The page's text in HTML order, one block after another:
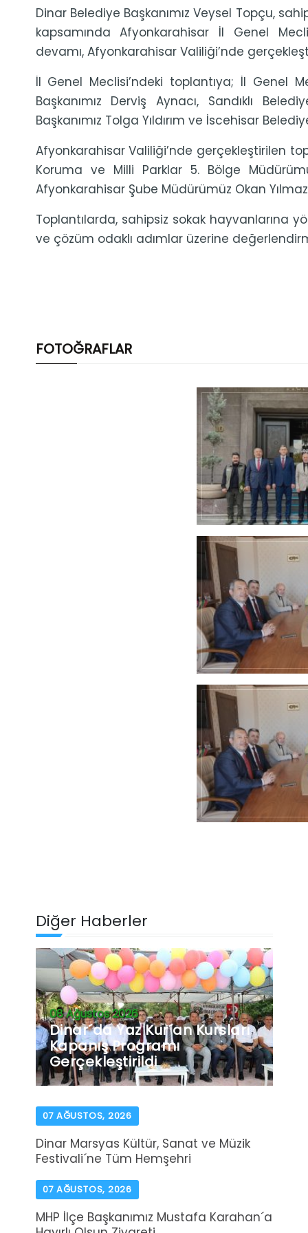
Dinar Belediye Başkanımız Veysel Topçu,
kapsamında Afyonkarahisar İl Genel
devamı, Afyonkarahisar Valiliği’nde
İl Genel Meclisi’ndeki toplantıya; İl Genel
Başkanımız Derviş Aynacı, Sandıklı
Başkanımız Tolga Yıldırım ve İscehisar
Afyonkarahisar Valiliği’nde gerçekleştirilen
Koruma ve Milli Parklar 5. Bölge
Afyonkarahisar Şube Müdürümüz Okan Yılmaz
Toplantılarda, sahipsiz sokak hayvanlarına
ve çözüm odaklı adımlar üzerine
FOTOĞRAFLAR
Diğer Haberler
08 Ağustos 2026
Dinar´da Yaz Kur´an Kursları
Kapanış Programı
Gerçekleştirildi
07 AĞUSTOS, 2026
Dinar Marsyas Kültür, Sanat ve Müzik
Festivali´ne Tüm Hemşehri
07 AĞUSTOS, 2026
MHP İlçe Başkanımız Mustafa Karahan´a